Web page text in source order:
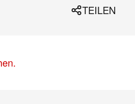
TEILEN